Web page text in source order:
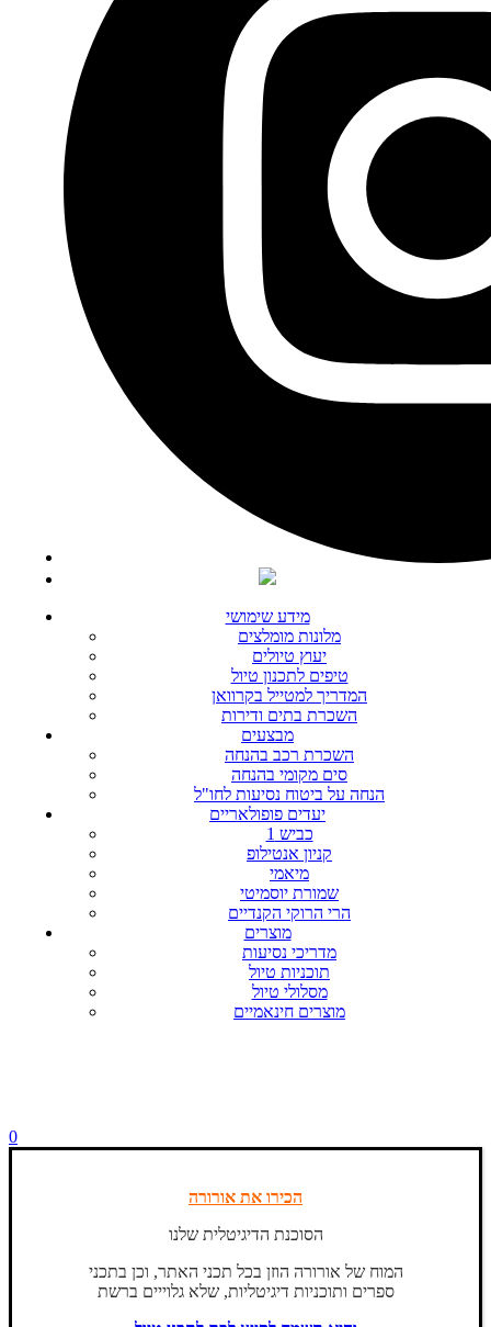
מידע שימושי
מלונות מומלצים
יעוץ טיולים
טיפים לתכנון טיול
המדריך למטייל בקרוואן
השכרת בתים ודירות
מבצעים
השכרת רכב בהנחה
סים מקומי בהנחה
הנחה על ביטוח נסיעות לחו"ל
יעדים פופולאריים
כביש 1
קניון אנטילופ
מיאמי
שמורת יוסמיטי
הרי הרוקי הקנדיים
מוצרים
מדריכי נסיעות
תוכניות טיול
מסלולי טיול
מוצרים חינאמיים
0
הכירו את אורורה
הסוכנת הדיגיטלית שלנו
המוח של אורורה הוזן בכל תכני האתר, וכן בתכני
ספרים ותוכניות דיגיטליות, שלא גלוייים ברשת